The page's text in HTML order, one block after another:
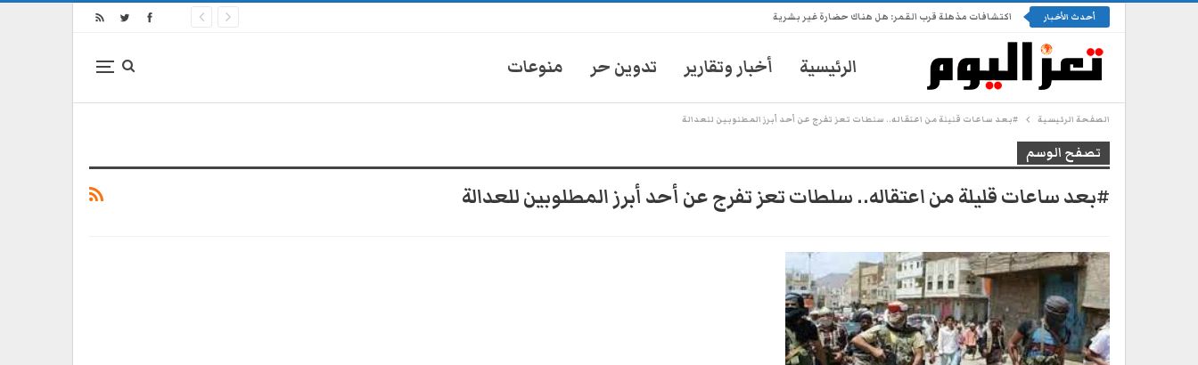
أحدث الأخبار اكتشافات مذهلة قرب القمر: هل هناك حضارة غير بشرية
الرئيسية أخبار وتقارير تدوين حر منوعات
الصفحة الرئيسية #بعد ساعات قليلة من اعتقاله.. سلطات تعز تفرج عن أحد أبرز المطلوبين للعدالة
تصفح الوسم
#بعد ساعات قليلة من اعتقاله.. سلطات تعز تفرج عن أحد أبرز المطلوبين للعدالة